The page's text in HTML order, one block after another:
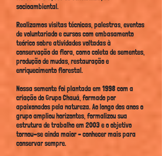
socioambiental.
Realizamos visitas técnicas, palestras, eventos
de voluntariado e cursos com embasamento
teórico sobre atividades voltadas à
conservação da flora, como coleta de sementes,
produção de mudas, restauração e
enriquecimento florestal.
Nossa semente foi plantada em 1998 com a
criação do Grupo Chauá, formado por
apaixonados pela natureza. Ao longo dos anos o
grupo ampliou horizontes, formalizou sua
estrutura de trabalho em 2003 e o objetivo
tornou-se ainda maior – conhecer mais para
conservar sempre.